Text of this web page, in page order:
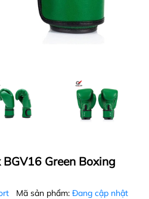
Green Boxing
Mã sản phẩm: Đang cập nhật